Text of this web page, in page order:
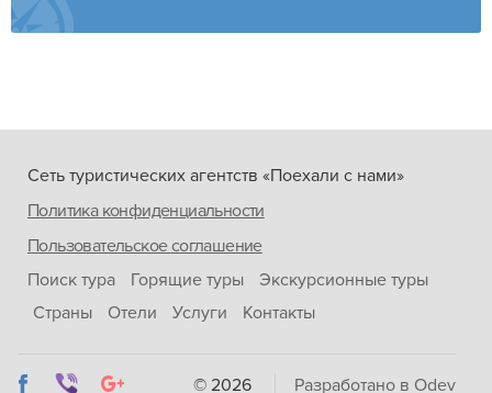
Сеть туристических агентств «Поехали с нами»
Политика конфиденциальности
Пользовательское соглашение
Поиск тура
Горящие туры
Экскурсионные туры
Страны
Отели Услуги Контакты
© 2026 Разработано в Odev